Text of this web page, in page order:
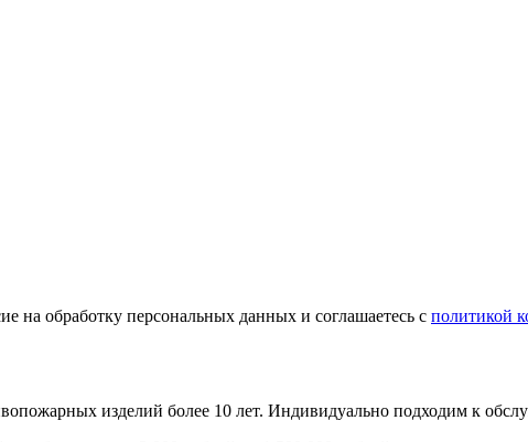
на обработку персональных данных и соглашаетесь с политикой
изделий более 10 лет. Индивидуально подходим к